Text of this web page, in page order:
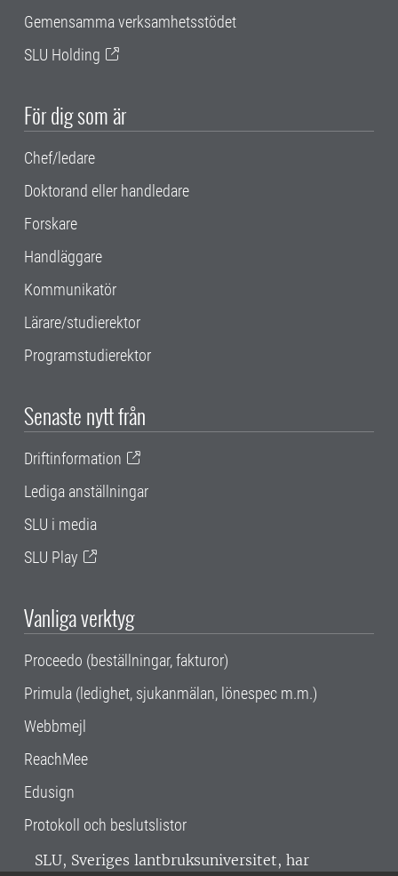
Gemensamma verksamhetsstödet
SLU Holding
För dig som är
Chef/ledare
Doktorand eller handledare
Forskare
Handläggare
Kommunikatör
Lärare/studierektor
Programstudierektor
Senaste nytt från
Driftinformation
Lediga anställningar
SLU i media
SLU Play
Vanliga verktyg
Proceedo (beställningar, fakturor)
Primula (ledighet, sjukanmälan, lönespec m.m.)
Webbmejl
ReachMee
Edusign
Protokoll och beslutslistor
SLU, Sveriges lantbruksuniversitet, har